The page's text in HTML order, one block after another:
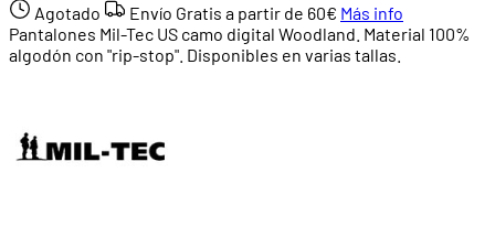
Agotado
Envío Gratis a partir de 60€ Más info
Pantalones Mil-Tec US camo digital Woodland. Material 100%
algodón con "rip-stop". Disponibles en varias tallas.